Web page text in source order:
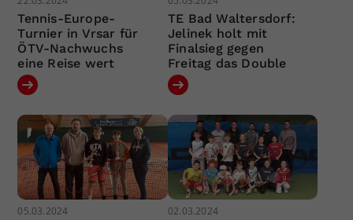
Tennis-Europe-
Turnier in Vrsar für
ÖTV-Nachwuchs
eine Reise wert
TE Bad Waltersdorf:
Jelinek holt mit
Finalsieg gegen
Freitag das Double
05.03.2024 02.03.2024